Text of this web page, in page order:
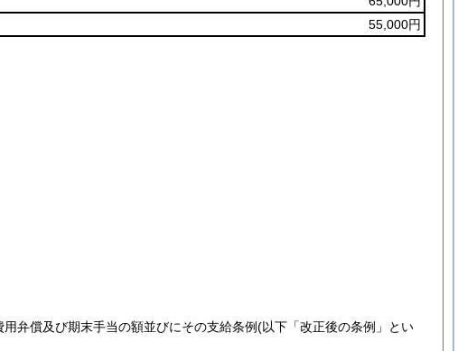
55,000円
弁償及び期末手当の額並びにその支給条例(以下「改正後の条例」とい